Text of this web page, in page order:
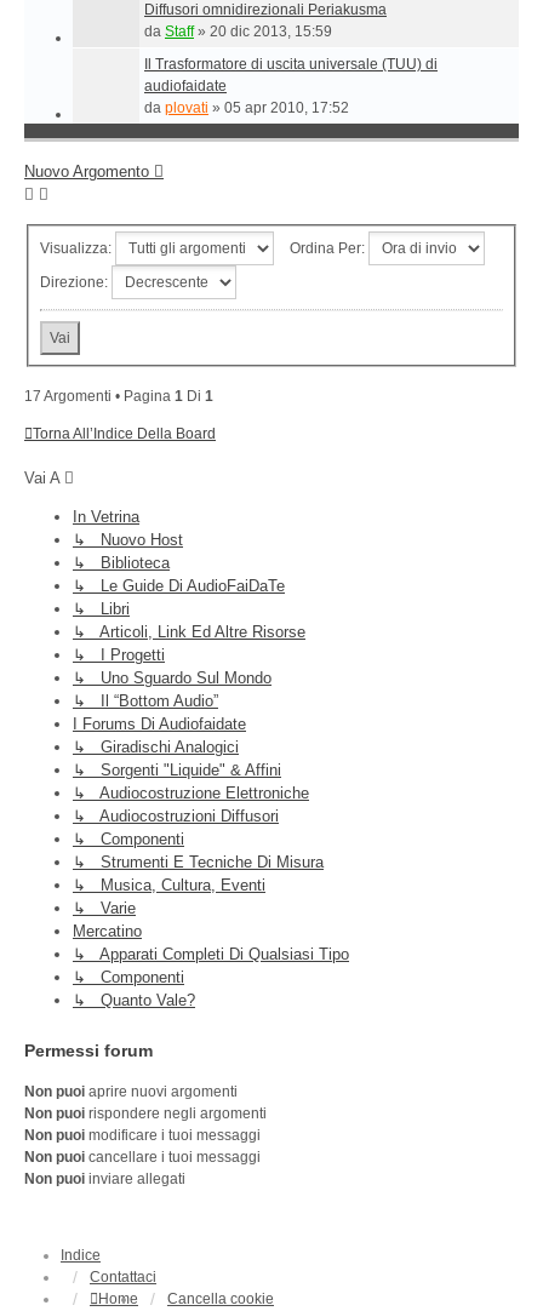
Diffusori omnidirezionali Periakusma
da Staff» 20 dic 2013, 15:59
Il Trasformatore di uscita universale (TUU) di
audiofaidate
da plovati » 05 apr 2010, 17:52
Nuovo Argomento
Visualizza:
Ordina Per:
Direzione:
17 Argomenti • Pagina 1 Di 1
Torna All’Indice Della Board
Vai A
In Vetrina
↳ Nuovo Host
↳ Biblioteca
↳ Le Guide Di AudioFaiDaTe
↳ Libri
↳ Articoli, Link Ed Altre Risorse
↳ I Progetti
↳ Uno Sguardo Sul Mondo
↳ Il “Bottom Audio”
I Forums Di Audiofaidate
↳ Giradischi Analogici
↳ Sorgenti "liquide" & Affini
↳ Audiocostruzione Elettroniche
↳ Audiocostruzioni Diffusori
↳ Componenti
↳ Strumenti E Tecniche Di Misura
↳ Musica, Cultura, Eventi
↳ Varie
Mercatino
↳ Apparati Completi Di Qualsiasi Tipo
↳ Componenti
↳ Quanto Vale?
Permessi forum
Non puoi aprire nuovi argomenti
Non puoi rispondere negli argomenti
Non puoi modificare i tuoi messaggi
Non puoi cancellare i tuoi messaggi
Non puoi inviare allegati
Indice
Contattaci
Home
Cancella cookie